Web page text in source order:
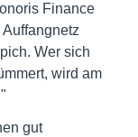
Finance
Wer sich
wird am
gut